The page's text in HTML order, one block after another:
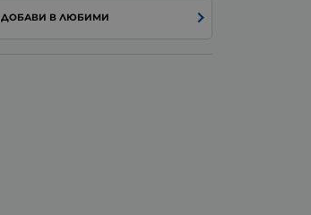
ДОБАВИ В ЛЮБИМИ